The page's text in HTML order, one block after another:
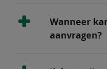
Wanneer
aanvragen?